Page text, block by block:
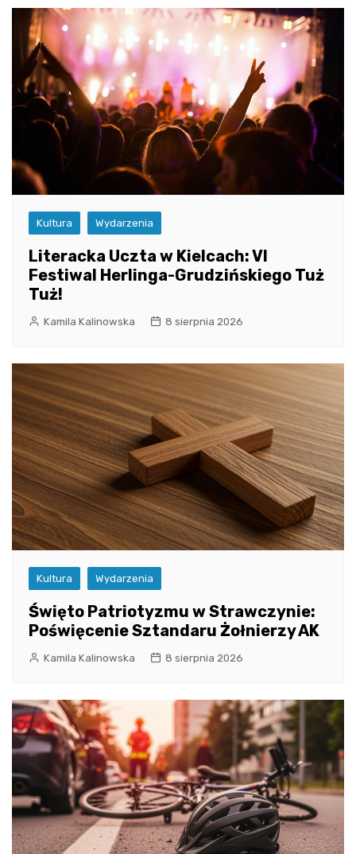
Kultura Wydarzenia
Literacka Uczta w Kielcach: VI
Festiwal Herlinga-Grudzińskiego Tuż
Tuż!
Kamila Kalinowska 8 sierpnia 2026
Kultura Wydarzenia
Święto Patriotyzmu w Strawczynie:
Poświęcenie Sztandaru Żołnierzy AK
Kamila Kalinowska 8 sierpnia 2026